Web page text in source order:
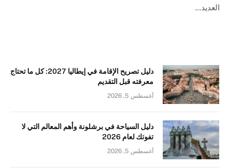
العديد…
دليل تصريح الإقامة في إيطاليا 2027: كل ما تحتاج
معرفته قبل التقديم
أغسطس 5, 2026
دليل السياحة في برشلونة وأهم المعالم التي لا
تفوتك لعام 2026
أغسطس 5, 2026